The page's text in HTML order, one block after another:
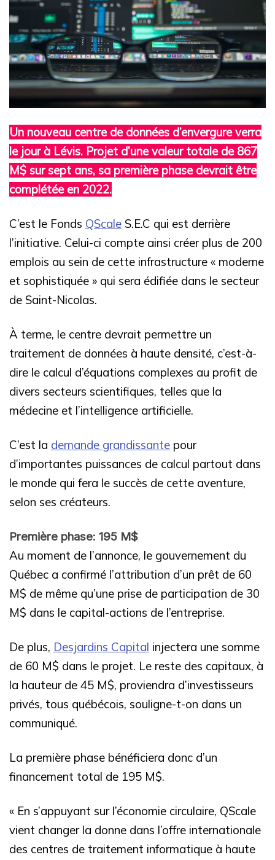
Un nouveau centre de données d’envergure verra
le jour à Lévis. Projet d’une valeur totale de 867
M$ sur sept ans, sa première phase devrait être
complétée en 2022.
C’est le Fonds QScale S.E.C qui est derrière
l’initiative. Celui-ci compte ainsi créer plus de 200
emplois au sein de cette infrastructure « moderne
et sophistiquée » qui sera édifiée dans le secteur
de Saint-Nicolas.
À terme, le centre devrait permettre un
traitement de données à haute densité, c’est-à-
dire le calcul d’équations complexes au profit de
divers secteurs scientifiques, telles que la
médecine et l’intelligence artificielle.
C’est la demande grandissante pour
d’importantes puissances de calcul partout dans
le monde qui fera le succès de cette aventure,
selon ses créateurs.
Première phase: 195 M$
Au moment de l’annonce, le gouvernement du
Québec a confirmé l’attribution d’un prêt de 60
M$ de même qu’une prise de participation de 30
M$ dans le capital-actions de l’entreprise.
De plus, Desjardins Capital injectera une somme
de 60 M$ dans le projet. Le reste des capitaux, à
la hauteur de 45 M$, proviendra d’investisseurs
privés, tous québécois, souligne-t-on dans un
communiqué.
La première phase bénéficiera donc d’un
financement total de 195 M$.
« En s’appuyant sur l’économie circulaire, QScale
vient changer la donne dans l’offre internationale
des centres de traitement informatique à haute